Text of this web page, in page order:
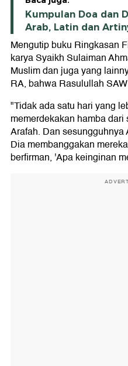
Kumpulan Doa dan
Arab, Latin dan
Mengutip buku Ringkasan
karya Syaikh Sulaiman
Muslim dan juga yang
RA, bahwa Rasulullah
"Tidak ada satu hari yang
memerdekakan hamba
Arafah. Dan
Dia membanggakan
berfirman, 'Apa keinginan